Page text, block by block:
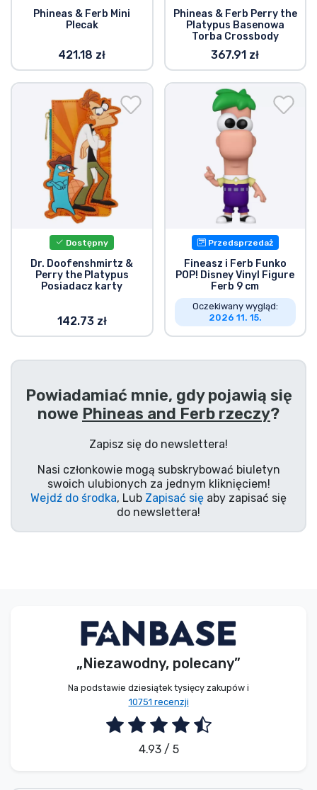
Phineas & Ferb Mini
Plecak
421.18 zł
Phineas & Ferb Perry the
Platypus Basenowa
Torba Crossbody
367.91 zł
Dostępny
Dr. Doofenshmirtz &
Perry the Platypus
Posiadacz karty
142.73 zł
Przedsprzedaż
Fineasz i Ferb Funko
POP! Disney Vinyl Figure
Ferb 9 cm
Oczekiwany wygląd:
2026 11. 15.
Powiadamiać mnie, gdy pojawią się
nowe Phineas and Ferb rzeczy?
Zapisz się do newslettera!
Nasi członkowie mogą subskrybować biuletyn
swoich ulubionych za jednym kliknięciem!
Wejdź do środka, Lub Zapisać się aby zapisać się
do newslettera!
„Niezawodny, polecany”
Na podstawie dziesiątek tysięcy zakupów i
10751 recenzji
4.93 / 5